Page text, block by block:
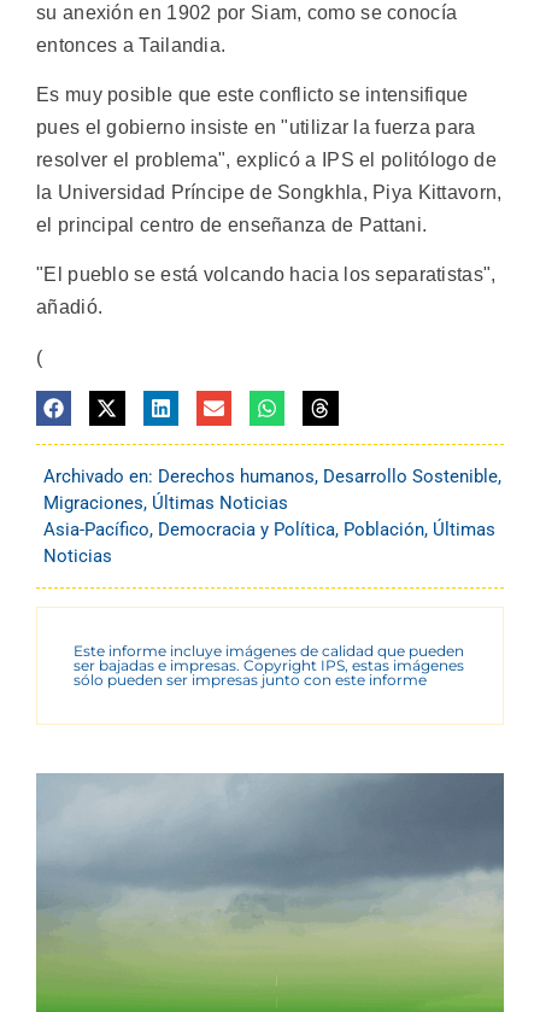
su anexión en 1902 por Siam, como se conocía
entonces a Tailandia.
Es muy posible que este conflicto se intensifique
pues el gobierno insiste en "utilizar la fuerza para
resolver el problema", explicó a IPS el politólogo de
la Universidad Príncipe de Songkhla, Piya Kittavorn,
el principal centro de enseñanza de Pattani.
"El pueblo se está volcando hacia los separatistas",
añadió.
(
Archivado en: Derechos humanos, Desarrollo Sostenible,
Migraciones, Últimas Noticias
Asia-Pacífico, Democracia y Política, Población, Últimas
Noticias
Este informe incluye imágenes de calidad que pueden
ser bajadas e impresas. Copyright IPS, estas imágenes
sólo pueden ser impresas junto con este informe